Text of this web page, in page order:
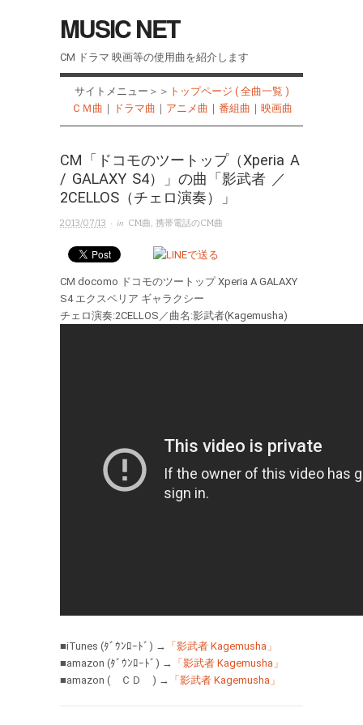
MUSIC NET
CM ドラマ 映画等の使用曲を紹介します
サイトメニュー＞＞ トップページ ( 全曲一覧 )
ＣＭ曲 ｜ ドラマ曲 ｜ アニメ曲 ｜ 番組曲 ｜ 映画曲
CM「ドコモのツートップ（Xperia A
/ GALAXY S4）」の曲「影武者 ／
2CELLOS（チェロ演奏）」
2013/07/13 · in CM曲, 携帯電話のCM曲
CM docomo ドコモのツートップ Xperia A GALAXY
S4 エクスペリア ギャラクシー
チェロ演奏:2CELLOS／曲名:影武者(Kagemusha)
■iTunes (ﾀﾞｳﾝﾛｰﾄﾞ) → 「影武者 Kagemusha」
■amazon (ﾀﾞｳﾝﾛｰﾄﾞ) → 「影武者 Kagemusha」
■amazon ( ＣＤ ) → 「影武者 Kagemusha」